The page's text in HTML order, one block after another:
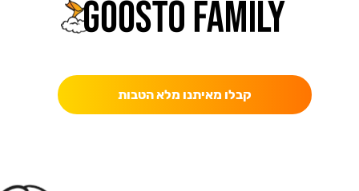
קבלו מאיתנו מלא הטבות